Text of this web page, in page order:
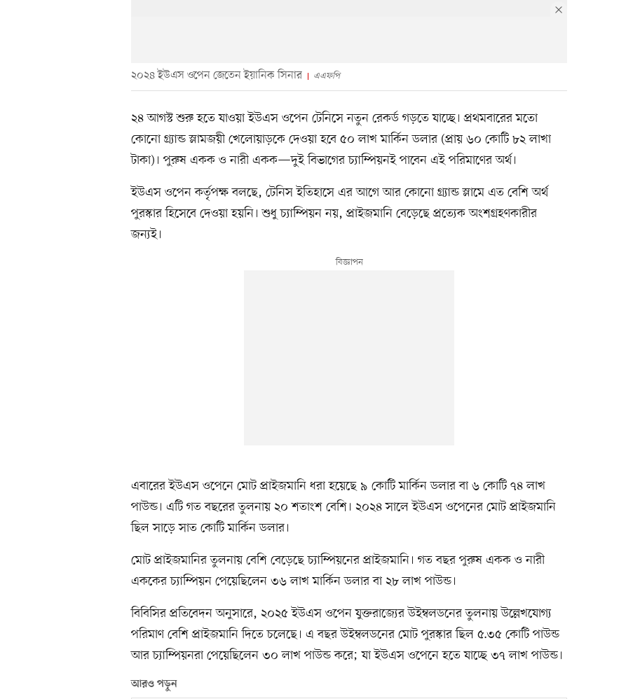
২০২৪ ইউএস ওপেন জেতেন ইয়ানিক সিনার এএফপি
২৪ আগস্ট শুরু হতে যাওয়া ইউএস ওপেন টেনিসে নতুন রেকর্ড গড়তে যাচ্ছে। প্রথমবারের মতো
কোনো গ্র্যান্ড স্লামজয়ী খেলোয়াড়কে দেওয়া হবে ৫০ লাখ মার্কিন ডলার (প্রায় ৬০ কোটি ৮২ লাখা
টাকা)। পুরুষ একক ও নারী একক—দুই বিভাগের চ্যাম্পিয়নই পাবেন এই পরিমাণের অর্থ।
ইউএস ওপেন কর্তৃপক্ষ বলছে, টেনিস ইতিহাসে এর আগে আর কোনো গ্র্যান্ড স্লামে এত বেশি অর্থ
পুরস্কার হিসেবে দেওয়া হয়নি। শুধু চ্যাম্পিয়ন নয়, প্রাইজমানি বেড়েছে প্রত্যেক অংশগ্রহণকারীর
জন্যই।
এবারের ইউএস ওপেনে মোট প্রাইজমানি ধরা হয়েছে ৯ কোটি মার্কিন ডলার বা ৬ কোটি ৭৪ লাখ
পাউন্ড। এটি গত বছরের তুলনায় ২০ শতাংশ বেশি। ২০২৪ সালে ইউএস ওপেনের মোট প্রাইজমানি
ছিল সাড়ে সাত কোটি মার্কিন ডলার।
মোট প্রাইজমানির তুলনায় বেশি বেড়েছে চ্যাম্পিয়নের প্রাইজমানি। গত বছর পুরুষ একক ও নারী
এককের চ্যাম্পিয়ন পেয়েছিলেন ৩৬ লাখ মার্কিন ডলার বা ২৮ লাখ পাউন্ড।
বিবিসির প্রতিবেদন অনুসারে, ২০২৫ ইউএস ওপেন যুক্তরাজ্যের উইম্বলডনের তুলনায় উল্লেখযোগ্য
পরিমাণ বেশি প্রাইজমানি দিতে চলেছে। এ বছর উইম্বলডনের মোট পুরস্কার ছিল ৫.৩৫ কোটি পাউন্ড
আর চ্যাম্পিয়নরা পেয়েছিলেন ৩০ লাখ পাউন্ড করে; যা ইউএস ওপেনে হতে যাচ্ছে ৩৭ লাখ পাউন্ড।
আরও পড়ুন